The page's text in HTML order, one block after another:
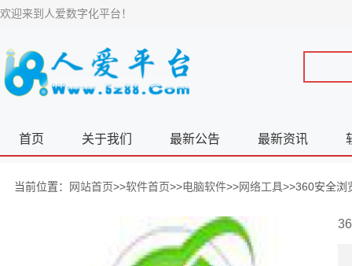
欢迎来到人爱数字化平台！
首页 关于我们 最新公告 最新资讯
当前位置： 网站首页>>软件首页>>电脑软件>>网络工具>>360安全浏